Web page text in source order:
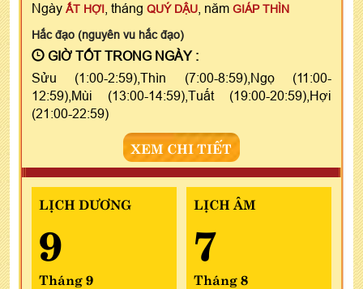
Ngày ẤT HỢI , tháng QUÝ DẬU , năm GIÁP THÌN
Hắc đạo (nguyên vu hắc đạo)
GIỜ TỐT TRONG NGÀY :
Sửu (1:00-2:59),Thìn (7:00-8:59),Ngọ (11:00-
12:59),Mùi (13:00-14:59),Tuất (19:00-20:59),Hợi
(21:00-22:59)
XEM CHI TIẾT
LỊCH DƯƠNG
9
Tháng 9
LỊCH ÂM
7
Tháng 8